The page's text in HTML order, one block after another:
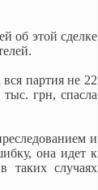
об этой сделке
партия не 22
грн, спасла
и
она идет к
таких случаях